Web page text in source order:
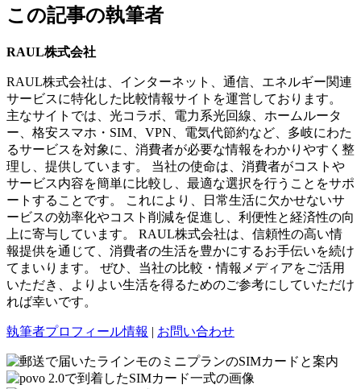
この記事の執筆者
RAUL株式会社
RAUL株式会社は、インターネット、通信、エネルギー関連
サービスに特化した比較情報サイトを運営しております。
主なサイトでは、光コラボ、電力系光回線、ホームルータ
ー、格安スマホ・SIM、VPN、電気代節約など、多岐にわた
るサービスを対象に、消費者が必要な情報をわかりやすく整
理し、提供しています。 当社の使命は、消費者がコストや
サービス内容を簡単に比較し、最適な選択を行うことをサポ
ートすることです。 これにより、日常生活に欠かせないサ
ービスの効率化やコスト削減を促進し、利便性と経済性の向
上に寄与しています。 RAUL株式会社は、信頼性の高い情
報提供を通じて、消費者の生活を豊かにするお手伝いを続け
てまいります。 ぜひ、当社の比較・情報メディアをご活用
いただき、よりよい生活を得るためのご参考にしていただけ
れば幸いです。
執筆者プロフィール情報 | お問い合わせ